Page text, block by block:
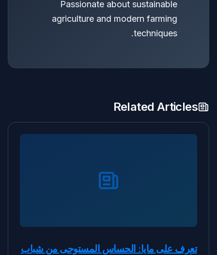
Passionate about sustainable
agriculture and modern farming
techniques.
Related Articles
تعرف على مايا: الحساس المستوحى من شباب